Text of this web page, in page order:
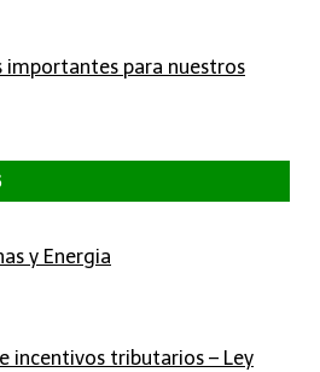
importantes para nuestros
y Energia
incentivos tributarios – Ley